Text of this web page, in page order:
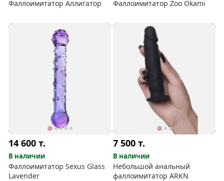
Фаллоимитатор Аллигатор Фаллоимитатор Zoo Okami
14 600т.
В наличии
Фаллоимитатор Sexus Glass
Lavender
7 500т.
В наличии
Небольшой анальный
фаллоимитатор ARKN